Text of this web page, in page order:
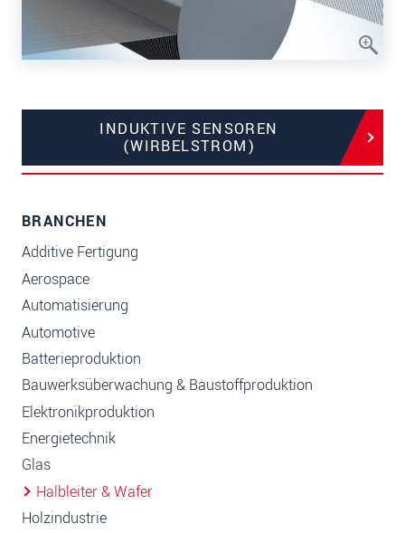
INDUKTIVE SENSOREN
(WIRBELSTROM)
BRANCHEN
Additive Fertigung
Aerospace
Automatisierung
Automotive
Batterieproduktion
Bauwerksüberwachung & Baustoffproduktion
Elektronikproduktion
Energietechnik
Glas
Halbleiter & Wafer
Holzindustrie